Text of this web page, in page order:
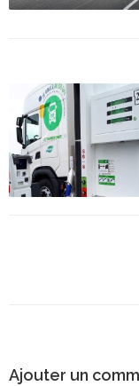
Ajouter un